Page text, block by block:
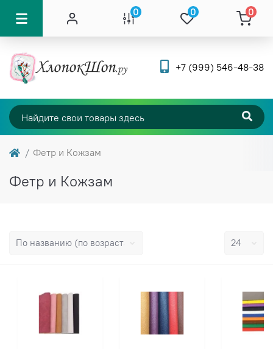
0 0 0
+7 (999) 546-48-38
Фетр и Кожзам
Фетр и Кожзам